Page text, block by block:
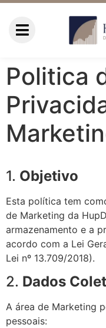
Politica
1. Objetivo
Esta política tem
de Marketing da
armazenamento e a
acordo com a Lei
Lei nº 13.709/2018).
2. Dados
A área de Marketing
pessoais: